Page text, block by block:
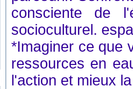
consciente de
socioculturel.
*Imaginer ce que
ressources en
l'action et mieux